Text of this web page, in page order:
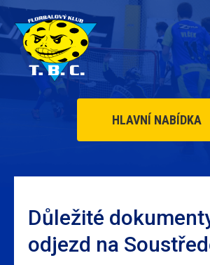
HLAVNÍ NABÍDKA
Důležité
odjezd na